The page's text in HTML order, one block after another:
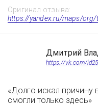
Оригинал отзыва:
https://yandex.ru/maps/
Дмитрий
https://vk.com/
«Долго искал причину
смогли только здесь»